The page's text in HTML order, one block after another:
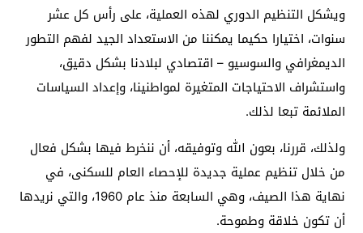
ويشكل التنظيم الدوري لهذه العملية، على رأس كل عشر
سنوات، اختيارا حكيما يمكننا من الاستعداد الجيد لفهم التطور
الديمغرافي والسوسيو – اقتصادي لبلادنا بشكل دقيق،
واستشراف الاحتياجات المتغيرة لمواطنينا، وإعداد السياسات
الملائمة تبعا لذلك.
ولذلك، قررنا، بعون الله وتوفيقه، أن ننخرط فيها بشكل فعال
من خلال تنظيم عملية جديدة للإحصاء العام للسكنى، في
نهاية هذا الصيف، وهي السابعة منذ عام 1960، والتي نريدها
أن تكون خلاقة وطموحة.